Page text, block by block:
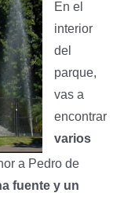
En el
interior
del
parque,
vas a
encontrar
varios
a Pedro de
fuente y un